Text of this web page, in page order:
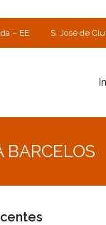
– EE S. José de
BARCELOS